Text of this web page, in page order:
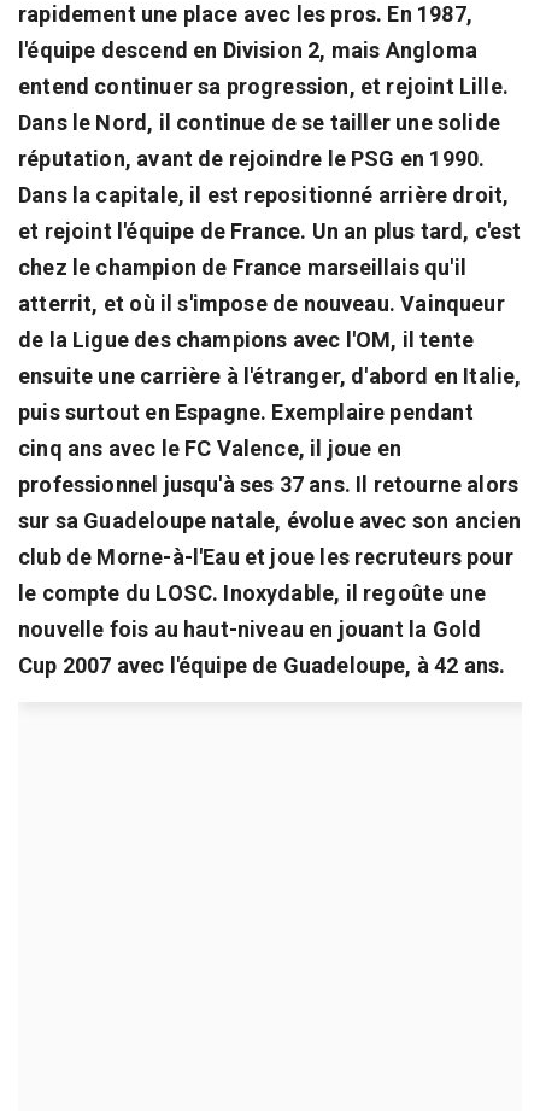
rapidement une place avec les pros. En 1987,
l'équipe descend en Division 2, mais Angloma
entend continuer sa progression, et rejoint Lille.
Dans le Nord, il continue de se tailler une solide
réputation, avant de rejoindre le PSG en 1990.
Dans la capitale, il est repositionné arrière droit,
et rejoint l'équipe de France. Un an plus tard, c'est
chez le champion de France marseillais qu'il
atterrit, et où il s'impose de nouveau. Vainqueur
de la Ligue des champions avec l'OM, il tente
ensuite une carrière à l'étranger, d'abord en Italie,
puis surtout en Espagne. Exemplaire pendant
cinq ans avec le FC Valence, il joue en
professionnel jusqu'à ses 37 ans. Il retourne alors
sur sa Guadeloupe natale, évolue avec son ancien
club de Morne-à-l'Eau et joue les recruteurs pour
le compte du LOSC. Inoxydable, il regoûte une
nouvelle fois au haut-niveau en jouant la Gold
Cup 2007 avec l'équipe de Guadeloupe, à 42 ans.